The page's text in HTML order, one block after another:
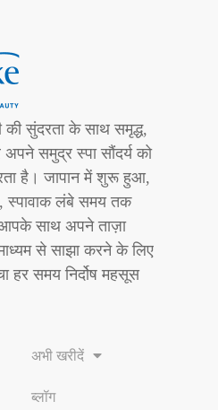
की सुंदरता के साथ समृद्ध,
समुद्र स्पा सौंदर्य को
है। जापान में शुरू हुआ,
स्पावाक लंबे समय तक
साथ अपने ताज़ा
से साझा करने के लिए
हर समय निर्दोष महसूस
अभी खरीदें
ब्लॉग